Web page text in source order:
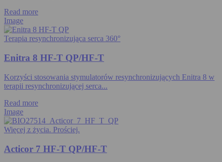
Read more
Image
Terapia resynchronizująca serca 360°
Enitra 8 HF-T QP/HF-T
Korzyści stosowania stymulatorów resynchronizujących Enitra 8 w
terapii resynchronizującej serca...
Read more
Image
Więcej z życia. Prościej.
Acticor 7 HF-T QP/HF-T